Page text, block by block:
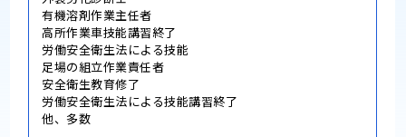
有機溶剤作業主任者
高所作業車技能講習終了
労働安全衛生法による技能
足場の組立作業責任者
安全衛生教育修了
労働安全衛生法による技能講習終了
他、多数